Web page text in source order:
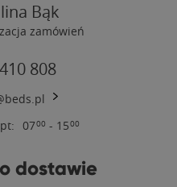
Bąk
zamówień
808
0700 - 1500
dostawie